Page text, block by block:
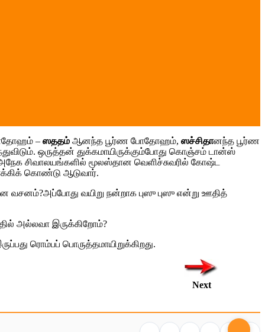
– ஸததம் ஆனந்த பூர்ண போதோஹம், ஸச்சிதானந்த பூர்ண
ஒருத்தன் துக்கமாயிருக்கும்போது கொஞ்சம் டான்ஸ்
சிவாலயங்களில் மூலஸ்தான வெளிச்சுவரில் கோஷ்ட
கொண்டு ஆடுவார்.
வசனம்?அப்போது வயிறு நன்றாக புஸு புஸு என்று ஊதித்
அல்லவா இருக்கிறோம்?
ரொம்பப் பொருத்தமாயிறுக்கிறது.
Next